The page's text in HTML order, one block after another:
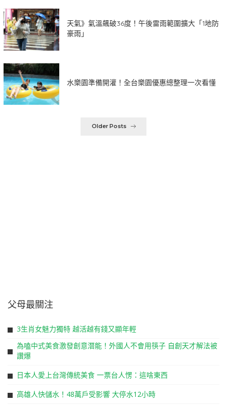
天氣》氣溫飆破36度！午後雷雨範圍擴大「1地防
豪雨」
水樂園準備開灌！全台樂園優惠總整理一次看懂
Older Posts
父母最關注
3生肖女魅力獨特 越活越有錢又顯年輕
為嗑中式美食激發創意潛能！外國人不會用筷子 自創天才解法被
讚爆
日本人愛上台灣傳統美食 一票台人愣：這啥東西
高雄人快儲水！48萬戶受影響 大停水12小時